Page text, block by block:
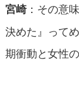
宮崎：その意
決めた』って
期衝動と女性